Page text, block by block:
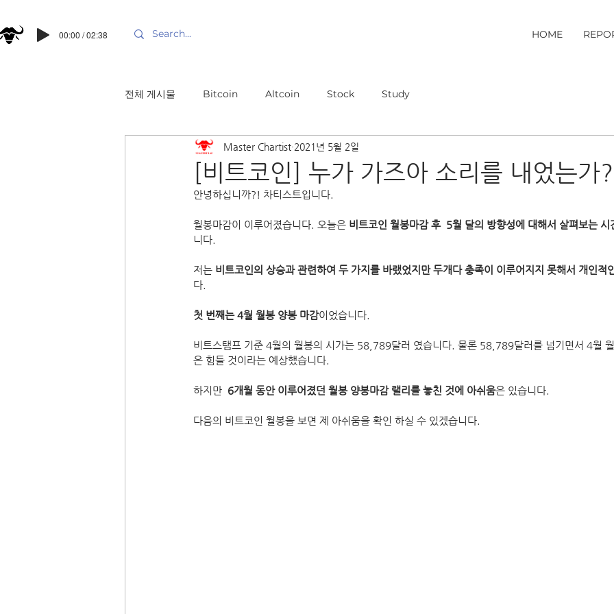
HOME
00:00 / 02:38
전체 게시물 Bitcoin Altcoin Stock Study
[비트코인] 누가 가즈아 소리를 내었는가?
Master Chartist 2021년 5월 2일
안녕하십니까?! 차티스트입니다.
월봉마감이 이루어졌습니다. 오늘은 비트코인 월봉마감 후  5월 달의 방향성에 대해서 살펴보는 시
니다.
저는 비트코인의 상승과 관련하여 두 가지를 바랬었지만 두개다 충족이 이루어지지 못해서 개인적
다.
첫 번째는 4월 월봉 양봉 마감이었습니다.
비트스탬프 기준 4월의 월봉의 시가는 58,789달러 였습니다. 물론 58,789달러를 넘기면서 4월
은 힘들 것이라는 예상했습니다.
하지만 6개월 동안 이루어졌던 월봉 양봉마감 랠리를 놓친 것에 아쉬움은 있습니다.
다음의 비트코인 월봉을 보면 제 아쉬움을 확인 하실 수 있겠습니다.